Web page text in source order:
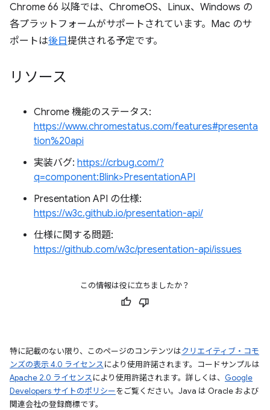
Chrome 66 以降では、ChromeOS、Linux、Windows の
各プラットフォームがサポートされています。Mac のサ
ポートは後日提供される予定です。
リソース
Chrome 機能のステータス:
https://www.chromestatus.com/features#presenta
tion%20api
実装バグ: https://crbug.com/?
q=component:Blink>PresentationAPI
Presentation API の仕様:
https://w3c.github.io/presentation-api/
仕様に関する問題:
https://github.com/w3c/presentation-api/issues
この情報は役に立ちましたか？
特に記載のない限り、このページのコンテンツはクリエイティブ・コモ
ンズの表示 4.0 ライセンスにより使用許諾されます。コードサンプルは
Apache 2.0 ライセンスにより使用許諾されます。詳しくは、 Google
Developers サイトのポリシーをご覧ください。Java は Oracle および
関連会社の登録商標です。